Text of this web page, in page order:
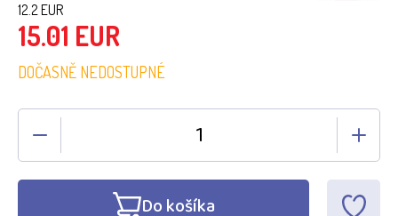
12.2EUR
15.01 EUR
DOČASNĚ NEDOSTUPNÉ
Do košíka